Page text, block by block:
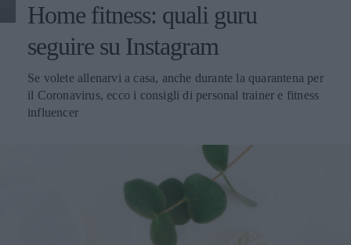
Home fitness: quali guru
seguire su Instagram
Se volete allenarvi a casa, anche durante la quarantena per
il Coronavirus, ecco i consigli di personal trainer e fitness
influencer